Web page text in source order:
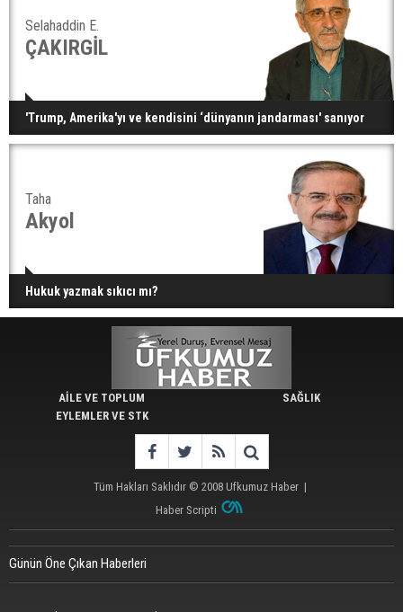
Selahaddin E.
ÇAKIRGİL
'Trump, Amerika'yı ve kendisini ‘dünyanın jandarması' sanıyor
Taha
Akyol
Hukuk yazmak sıkıcı mı?
AİLE VE TOPLUM
EYLEMLER VE STK
SAĞLIK
Tüm Hakları Saklıdır © 2008 Ufkumuz Haber |
Haber Scripti
Günün Öne Çıkan Haberleri